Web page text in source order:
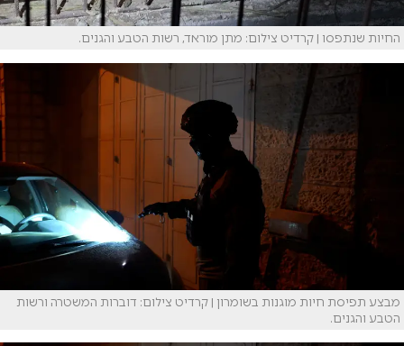
החיות שנתפסו | קרדיט צילום: מתן מוראד, רשות הטבע והגנים.
מבצע תפיסת חיות מוגנות בשומרון | קרדיט צילום: דוברות המשטרה ורשות
הטבע והגנים.